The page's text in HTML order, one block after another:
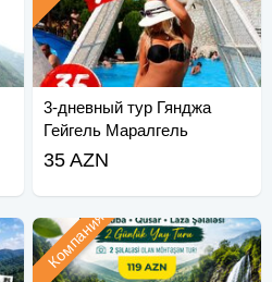
3-дневный тур Гянджа
Гейгель Маралгель
35 AZN
Компания